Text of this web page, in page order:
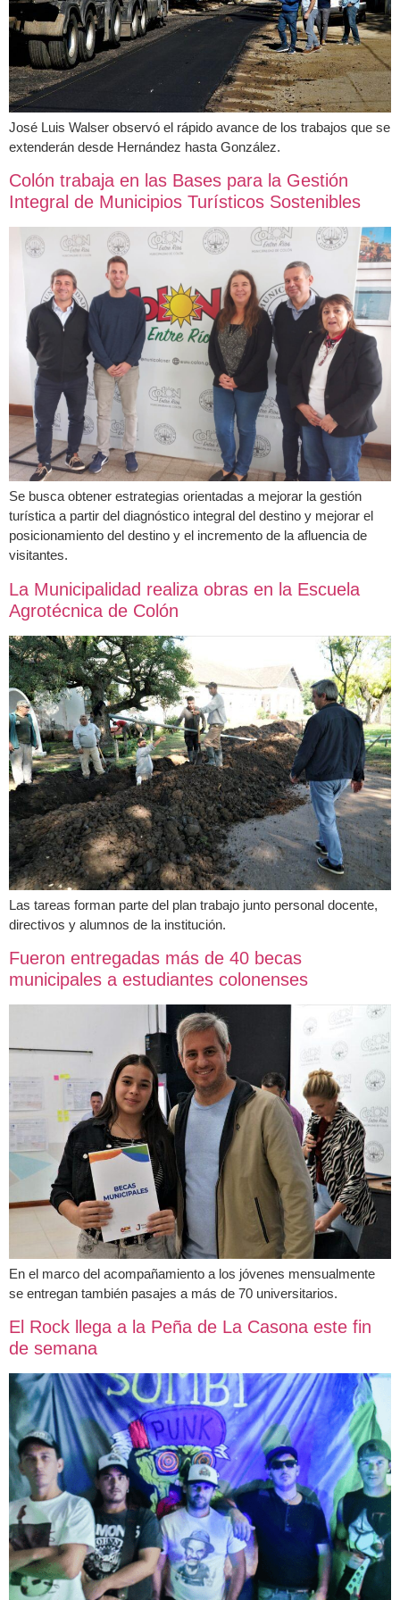
José Luis Walser observó el rápido avance de los trabajos que se
extenderán desde Hernández hasta González.
Colón trabaja en las Bases para la Gestión
Integral de Municipios Turísticos Sostenibles
Se busca obtener estrategias orientadas a mejorar la gestión
turística a partir del diagnóstico integral del destino y mejorar el
posicionamiento del destino y el incremento de la afluencia de
visitantes.
La Municipalidad realiza obras en la Escuela
Agrotécnica de Colón
Las tareas forman parte del plan trabajo junto personal docente,
directivos y alumnos de la institución.
Fueron entregadas más de 40 becas
municipales a estudiantes colonenses
En el marco del acompañamiento a los jóvenes mensualmente
se entregan también pasajes a más de 70 universitarios.
El Rock llega a la Peña de La Casona este fin
de semana